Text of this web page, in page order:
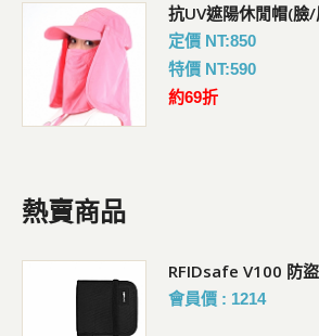
抗UV遮陽休閒帽(臉
定價 NT:850
特價 NT:590
約69折
熱賣商品
RFIDsafe V100 防
會員價 : 1214